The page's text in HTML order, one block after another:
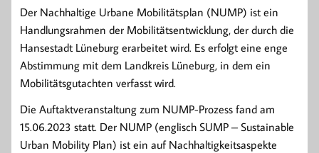
Der Nachhaltige Urbane Mobilitätsplan (NUMP) ist ein
Handlungsrahmen der Mobilitätsentwicklung, der durch die
Hansestadt Lüneburg erarbeitet wird. Es erfolgt eine enge
Abstimmung mit dem Landkreis Lüneburg, in dem ein
Mobilitätsgutachten verfasst wird.
Die Auftaktveranstaltung zum NUMP-Prozess fand am
15.06.2023 statt. Der NUMP (englisch SUMP – Sustainable
Urban Mobility Plan) ist ein auf Nachhaltigkeitsaspekte